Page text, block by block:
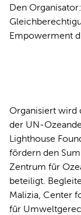
Den
Empowerment
Organisiert wird
der UN-
Lighthouse
fördern den
Zentrum für
beteiligt.
Malizia, Center
für